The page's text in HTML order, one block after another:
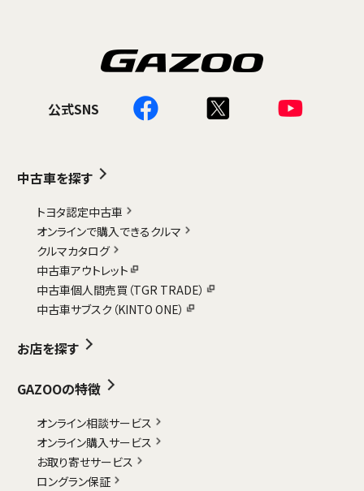
公式SNS
中古車を探す
トヨタ認定中古車
オンラインで購入できるクルマ
クルマカタログ
中古車アウトレット
中古車個人間売買（TGR TRADE）
中古車サブスク（KINTO ONE）
お店を探す
GAZOOの特徴
オンライン相談サービス
オンライン購入サービス
お取り寄せサービス
ロングラン保証